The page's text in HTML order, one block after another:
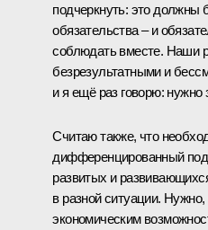
подчеркнуть: это должны
обязательства – и
соблюдать вместе. Наши
безрезультатными и
и я ещё раз говорю: нужно
Считаю также, что
дифференцированный
развитых и
в разной ситуации.
экономическим